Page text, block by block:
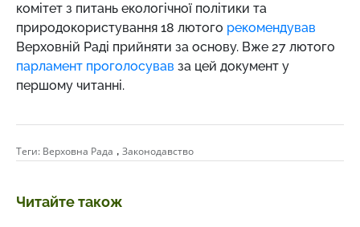
комітет з питань екологічної політики та
природокористування 18 лютого рекомендував
Верховній Раді прийняти за основу. Вже 27 лютого
парламент проголосував за цей документ у
першому читанні.
Теги: Верховна Рада , Законодавство
Читайте також